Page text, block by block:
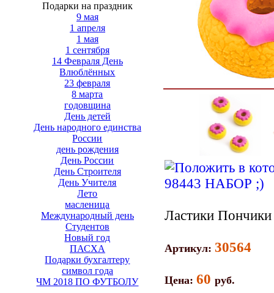
Подарки на праздник
9 мая
1 апреля
1 мая
1 сентября
14 Февраля День
Влюблённых
23 февраля
8 марта
годовщина
День детей
День народного единства
России
день рождения
День России
День Строителя
День Учителя
Лето
масленица
Международный день
Студентов
Новый год
ПАСХА
Подарки бухгалтеру
символ года
ЧМ 2018 ПО ФУТБОЛУ
Ластики
Артикул: 30564
Цена: 60 руб.